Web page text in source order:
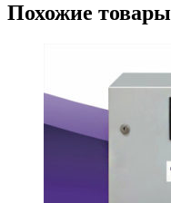
Похожие товары